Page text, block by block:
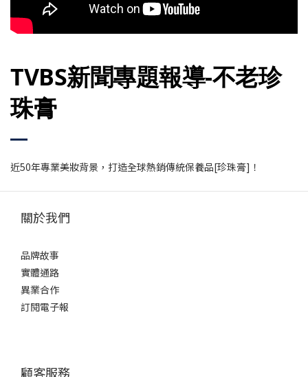
TVBS新聞專題報導-不老珍
珠膏
近50年專業美妝背景，打造全球熱銷傳統保養品[珍珠膏]！
關於我們
品牌故事
實體通路
異業合作
訂閱電子報
顧客服務